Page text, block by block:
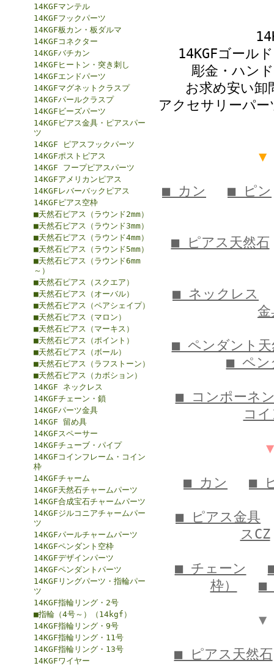
14KGFマンテル
14KGFフックパーツ
14KGF板カン・板ダルマ
14KGFコネクター
14KGFバチカン
14KGFヒートン・突き刺し
14KGFエンドパーツ
14KGFマグネットクラスプ
14KGFパールクラスプ
14KGFビーズパーツ
14KGFピアス金具・ピアスパー
ツ
14KGF ピアスフックパーツ
14KGFポストピアス
14KGF フープピアスパーツ
14KGFアメリカンピアス
14KGFレバーバックピアス
14KGFピアス空枠
■天然石ピアス（ラウンド2mm）
■天然石ピアス（ラウンド3mm）
■天然石ピアス（ラウンド4mm）
■天然石ピアス（ラウンド5mm）
■天然石ピアス（ラウンド6mm
～）
■天然石ピアス（スクエア）
■天然石ピアス（オーバル）
■天然石ピアス（ペアシェイプ）
■天然石ピアス（マロン）
■天然石ピアス（マーキス）
■天然石ピアス（ポイント）
■天然石ピアス（ボール）
■天然石ピアス（ラフストーン）
■天然石ピアス（カボション）
14KGF ネックレス
14KGFチェーン・鎖
14KGFパーツ金具
14KGF 留め具
14KGFスペーサー
14KGFチューブ・パイプ
14KGFコインフレーム・コイン
枠
14KGFチャーム
14KGF天然石チャームパーツ
14KGF合成宝石チャームパーツ
14KGFジルコニアチャームパー
ツ
14KGFパールチャームパーツ
14KGFペンダント空枠
14KGFデザインパーツ
14KGFペンダントパーツ
14KGFリングパーツ・指輪パー
ツ
14KGF指輪リング・2号
■指輪（4号～）（14kgf）
14KGF指輪リング・9号
14KGF指輪リング・11号
14KGF指輪リング・13号
14KGFワイヤー
14KGFゴール
彫金・ハン
お求め安い卸
アクセサリーパ
▼
■ カン ■ ピン
■ ピアス天然石
■ ネックレス
金
■ ペンダント天
■ ペン
■ コンポーネ
コ
■ カン ■
■ ピアス金具
スCZ
■ チェーン
枠）
■
▼
■ ピアス天然石